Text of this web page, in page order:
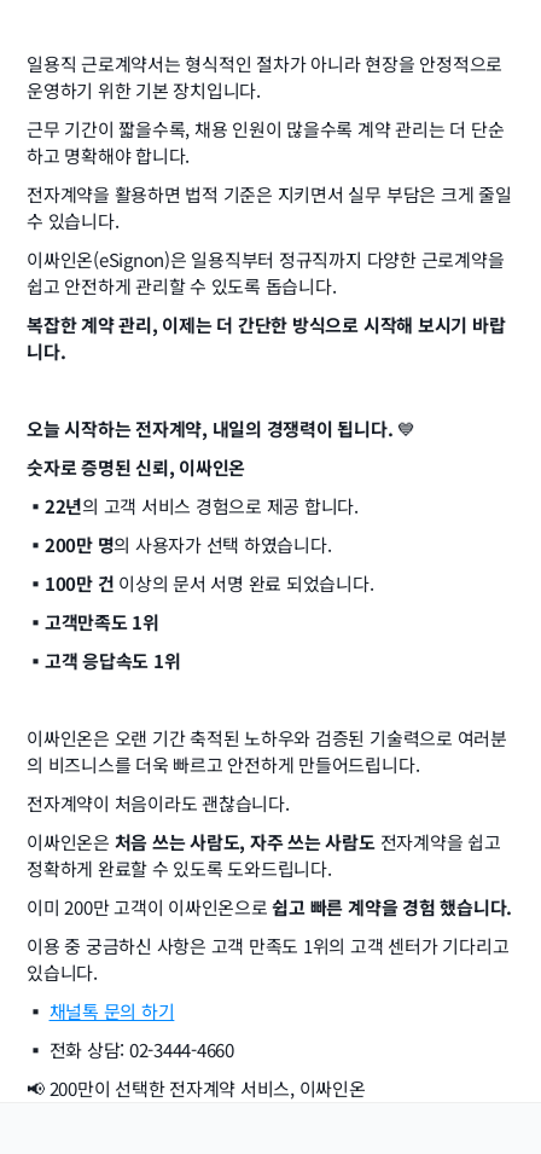
일용직 근로계약서는 형식적인 절차가 아니라 현장을 안정적으로
운영하기 위한 기본 장치입니다.
근무 기간이 짧을수록, 채용 인원이 많을수록 계약 관리는 더 단순
하고 명확해야 합니다.
전자계약을 활용하면 법적 기준은 지키면서 실무 부담은 크게 줄일
수 있습니다.
이싸인온(eSignon)은 일용직부터 정규직까지 다양한 근로계약을
쉽고 안전하게 관리할 수 있도록 돕습니다.
복잡한 계약 관리, 이제는 더 간단한 방식으로 시작해 보시기 바랍
니다.
오늘 시작하는 전자계약, 내일의 경쟁력이 됩니다. 💙
숫자로 증명된 신뢰, 이싸인온
▪️22년의 고객 서비스 경험으로 제공 합니다.
▪️200만 명의 사용자가 선택 하였습니다.
▪️100만 건 이상의 문서 서명 완료 되었습니다.
▪️고객만족도 1위
▪️고객 응답속도 1위
이싸인온은 오랜 기간 축적된 노하우와 검증된 기술력으로 여러분
의 비즈니스를 더욱 빠르고 안전하게 만들어드립니다.
전자계약이 처음이라도 괜찮습니다.
이싸인온은 처음 쓰는 사람도, 자주 쓰는 사람도 전자계약을 쉽고
정확하게 완료할 수 있도록 도와드립니다.
이미 200만 고객이 이싸인온으로 쉽고 빠른 계약을 경험 했습니다.
이용 중 궁금하신 사항은 고객 만족도 1위의 고객 센터가 기다리고
있습니다.
▪️ 채널톡 문의 하기
▪️ 전화 상담: 02-3444-4660
📢 200만이 선택한 전자계약 서비스, 이싸인온